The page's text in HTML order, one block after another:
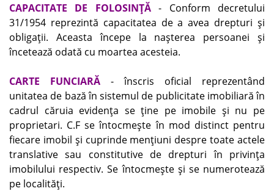
CAPACITATE DE FOLOSINŢĂ- Conform decretului
31/1954 reprezintă capacitatea de a avea drepturi şi
obligaţii. Aceasta începe la naşterea persoanei şi
încetează odată cu moartea acesteia.
CARTE FUNCIARĂ - înscris oficial reprezentând
unitatea de bază în sistemul de publicitate imobiliară în
cadrul căruia evidenţa se ţine pe imobile şi nu pe
proprietari. C.F se întocmeşte în mod distinct pentru
fiecare imobil şi cuprinde menţiuni despre toate actele
translative sau constitutive de drepturi în privinţa
imobilului respectiv. Se întocmeşte şi se numerotează
pe localităţi.